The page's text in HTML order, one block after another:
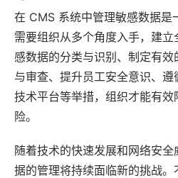
在 CMS 系统中管理敏感数据是
需要组织从多个角度入手，建
感数据的分类与识别、制定有
与审查、提升员工安全意识、
技术平台等举措，组织才能有
险。
随着技术的快速发展和网络安
据的管理将持续面临新的挑战